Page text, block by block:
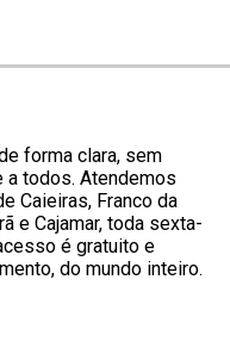
forma clara, sem
a todos. Atendemos
Caieiras, Franco da
e Cajamar, toda sexta-
é gratuito e
do mundo inteiro.